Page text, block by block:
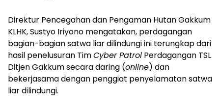
Direktur Pencegahan dan Pengaman Hutan Gakkum
KLHK, Sustyo Iriyono mengatakan, perdagangan
bagian-bagian satwa liar dilindungi ini terungkap dari
hasil penelusuran TimCyber Patrol Perdagangan TSL
Ditjen Gakkum secara daring (online) dan
bekerjasama dengan penggiat penyelamatan satwa
liar dilindungi.